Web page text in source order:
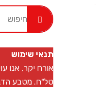
תנאי שימוש
אורח יקר, אנו
טל"ח. מטבע